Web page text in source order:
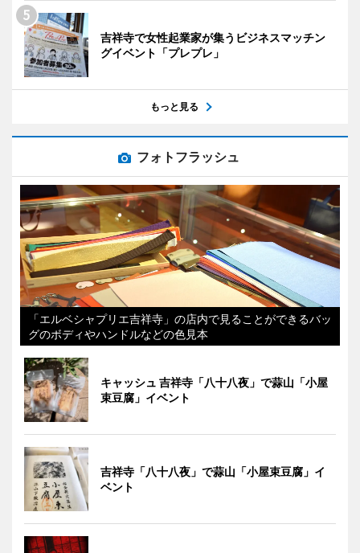
吉祥寺で女性起業家が集うビジネスマッチン
グイベント「プレプレ」
もっと見る
フォトフラッシュ
「エルベシャプリエ吉祥寺」の店内で見ることができるバッ
グのボディやハンドルなどの色見本
キャッシュ 吉祥寺「八十八夜」で蒜山「小屋
束豆腐」イベント
吉祥寺「八十八夜」で蒜山「小屋束豆腐」イ
ベント